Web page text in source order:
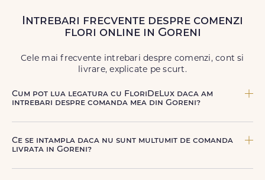
Livrăm buchete de florichiar și în weekend, pentru ca tu
să poți adresa un gest frumos atunci când ai nevoie.
Intrebari frecvente despre comenzi
flori online in Goreni
Cele mai frecvente intrebari despre comenzi, cont si
livrare, explicate pe scurt.
Cum pot lua legatura cu FloriDeLux daca am
intrebari despre comanda mea din Goreni?
pentru comenzile cu livrare in Goreni. Ne poti contacta
oricand pentru informatii despre comanda, livrare sau
Ce se intampla daca nu sunt multumit de comanda
livrata in Goreni?